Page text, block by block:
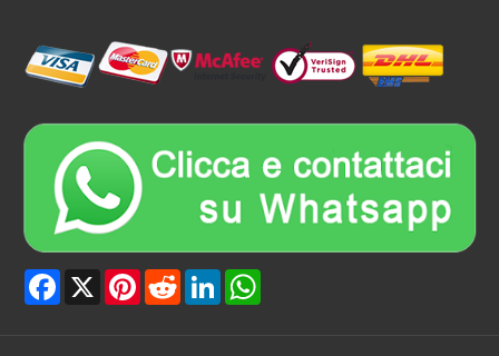
Facebook
X PinterestRedditLinkedIn